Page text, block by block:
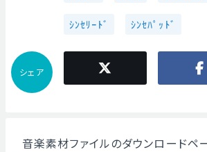
ｼﾝｾﾘｰﾄﾞ ｼﾝｾﾊﾟｯﾄﾞ
シェア
音楽素材ファイルのダウンロードペ